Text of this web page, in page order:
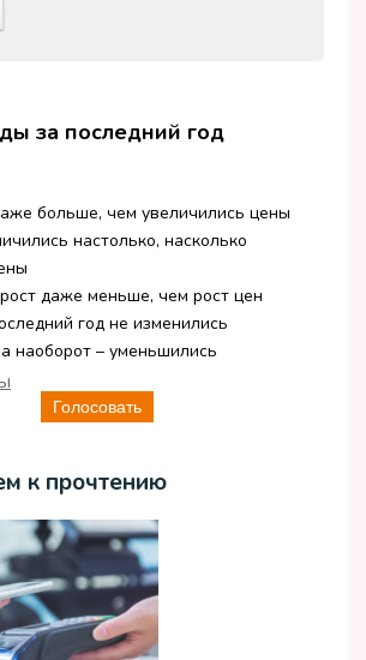
за последний год
больше, чем увеличились цены
настолько, насколько
даже меньше, чем рост цен
год не изменились
наоборот – уменьшились
Голосовать
к прочтению